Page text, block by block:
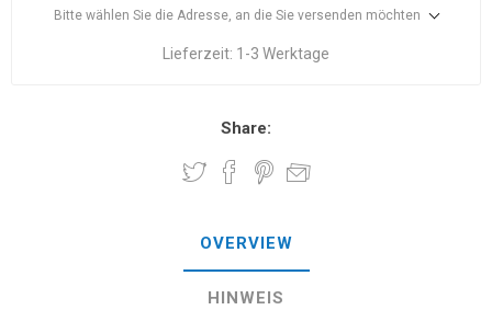
Bitte wählen Sie die Adresse, an die Sie versenden möchten
Lieferzeit: 1-3 Werktage
Share:
OVERVIEW
HINWEIS